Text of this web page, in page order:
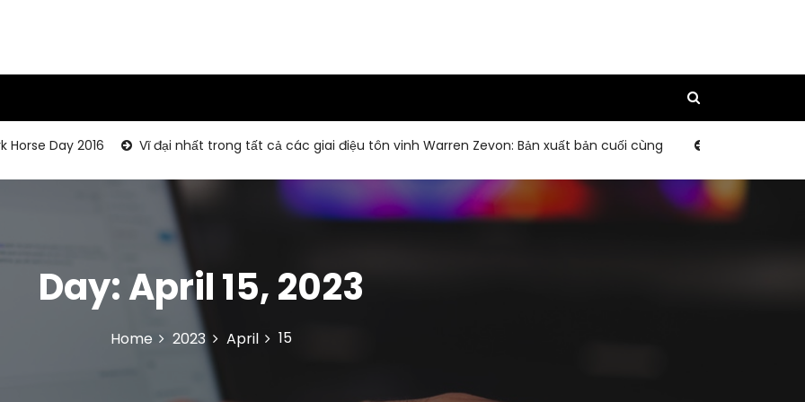
2016 Vĩ đại nhất trong tất cả các giai điệu tôn vinh Warren Zevon: Bản xuất bản cuối cùng Kỷ niệm 30 năm của
Day:April 15, 2023
Home 2023 April 15